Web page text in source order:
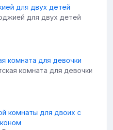
для двух детей
комната для девочки